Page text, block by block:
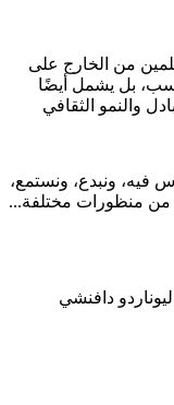
من الخارج على
بل يشمل أيضًا
فيه، ونبدع، ونستمع،
من منظورات مختلفة...
دافنشي